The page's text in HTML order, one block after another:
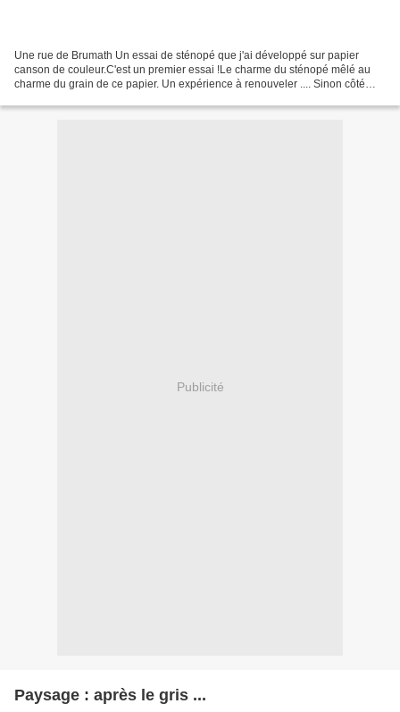
Une rue de Brumath Un essai de sténopé que j'ai développé sur papier
canson de couleur.C'est un premier essai !Le charme du sténopé mêlé au
charme du grain de ce papier. Un expérience à renouveler .... Sinon côté
Publicité
Paysage : après le gris ...